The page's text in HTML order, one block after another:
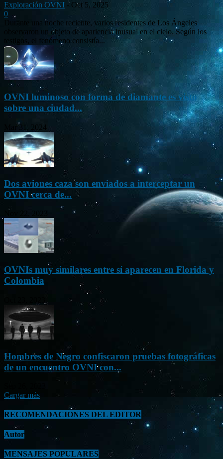
Exploración OVNI - Oct 5, 2025
0
Durante una noche reciente, varios residentes de Los Ángeles
observaron un objeto de apariencia inusual en el cielo. Según los
testigos, el fenómeno consistía...
OVNI luminoso con forma de diamante es visto
sobre una ciudad...
Mar 31, 2024
Dos aviones caza son enviados a interceptar un
OVNI cerca de...
OVNIs muy similares entre sí aparecen en Florida y
Colombia
Hombres de Negro confiscaron pruebas fotográficas
de un encuentro OVNI con...
Cargar más
RECOMENDACIONES DEL EDITOR
Autor
MENSAJES POPULARES